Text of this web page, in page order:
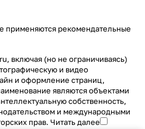
применяются рекомендательные
включая (но не ограничиваясь)
и видео
и оформление страниц,
являются объектами
собственность,
и международными
прав. Читать далее